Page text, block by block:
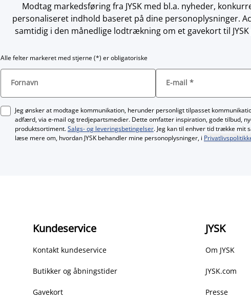
Modtag markedsføring fra JYSK med bl.a. nyheder,
personaliseret indhold baseret på dine personoplysninger.
samtidig i den månedlige lodtrækning om et gavekort til
Alle felter markeret med stjerne (*) er obligatoriske
Fornavn E-mail *
Jeg ønsker at modtage kommunikation, herunder personligt tilpasset
adfærd, via e‑mail og tredjepartsmedier. Dette omfatter inspiration, gode tilbud,
produktsortiment.Salgs- og leveringsbetingelser. Jeg kan til enhver tid trække mit
læse mere om, hvordan JYSK behandler mine personoplysninger, i
Kundeservice
Kontakt kundeservice
Butikker og åbningstider
Gavekort
JYSK
Om JYSK
JYSK.com
Presse